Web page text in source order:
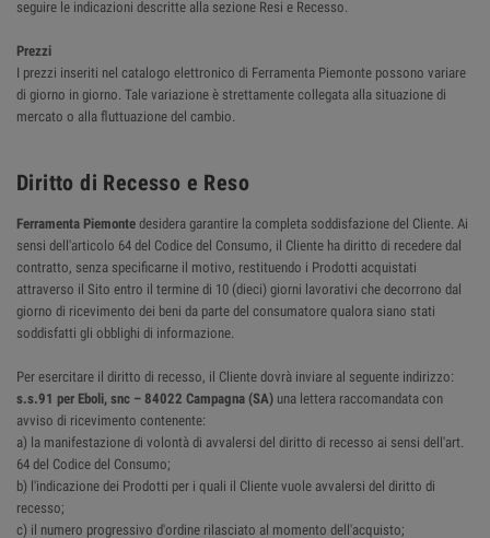
seguire le indicazioni descritte alla sezione Resi e Recesso.
Prezzi
I prezzi inseriti nel catalogo elettronico di Ferramenta Piemonte possono variare
di giorno in giorno. Tale variazione è strettamente collegata alla situazione di
mercato o alla fluttuazione del cambio.
Diritto di Recesso e Reso
Ferramenta Piemonte desidera garantire la completa soddisfazione del Cliente. Ai
sensi dell'articolo 64 del Codice del Consumo, il Cliente ha diritto di recedere dal
contratto, senza specificarne il motivo, restituendo i Prodotti acquistati
attraverso il Sito entro il termine di 10 (dieci) giorni lavorativi che decorrono dal
giorno di ricevimento dei beni da parte del consumatore qualora siano stati
soddisfatti gli obblighi di informazione.
Per esercitare il diritto di recesso, il Cliente dovrà inviare al seguente indirizzo:
s.s.91 per Eboli, snc – 84022 Campagna (SA) una lettera raccomandata con
avviso di ricevimento contenente:
a) la manifestazione di volontà di avvalersi del diritto di recesso ai sensi dell'art.
64 del Codice del Consumo;
b) l'indicazione dei Prodotti per i quali il Cliente vuole avvalersi del diritto di
recesso;
c) il numero progressivo d'ordine rilasciato al momento dell'acquisto;